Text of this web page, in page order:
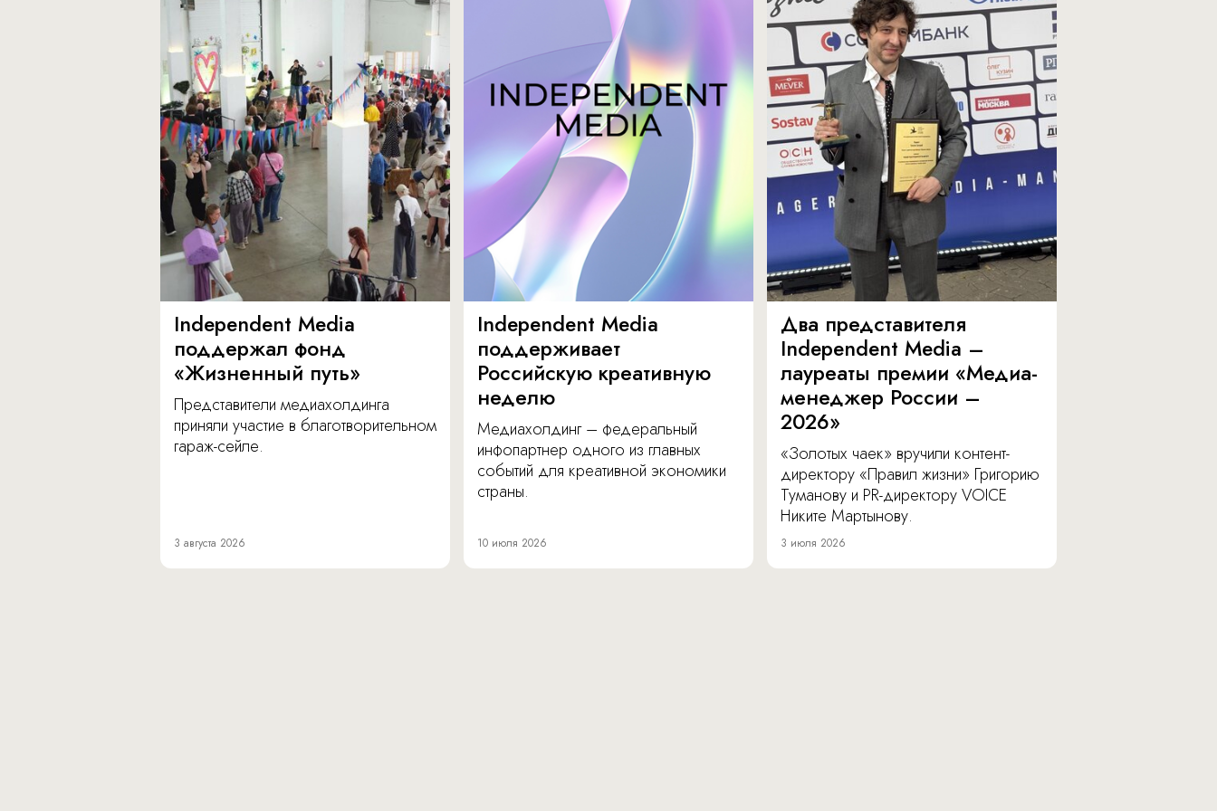
Independent Media
поддержал фонд
«Жизненный путь»
Представители медиахолдинга
приняли участие в благотворительном
гараж-сейле.
3 августа 2026
Independent Media
поддерживает
Российскую креативную
неделю
Медиахолдинг – федеральный
инфопартнер одного из главных
событий для креативной экономики
страны.
10 июля 2026
Два представителя
Independent Media –
лауреаты премии «Медиа-
менеджер России –
2026»
«Золотых чаек» вручили контент-
директору «Правил жизни» Григорию
Туманову и PR-директору VOICE
Никите Мартынову.
3 июля 2026